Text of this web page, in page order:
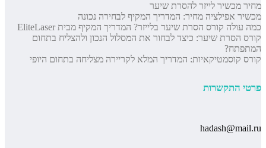
מחיר מכשיר לייזר להסרת שיער
מכשיר אפילציה מחיר: המדריך המקיף לבחירה נכונה
כמה עולה קורס הסרת שיער בלייזר? המדריך המקיף מבית EliteLaser
קורס הסרת שיער: כיצד לבחור את המסלול הנכון ולהצליח בתחום
המתפתח?
קורס קוסמטיקאיות: המדריך המלא לקריירה מצליחה בתחום היופי
פרטי התקשרות
hadash@mail.ru